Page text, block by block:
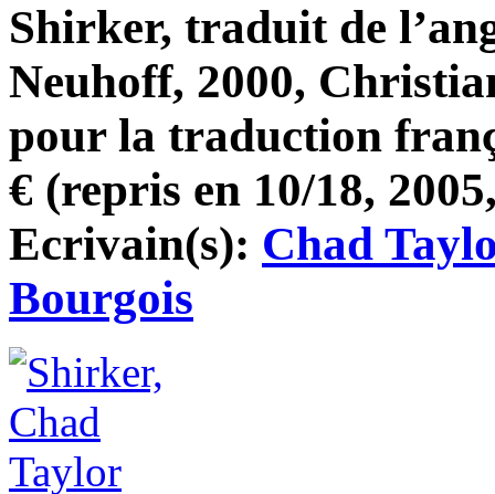
Shirker, traduit de
Neuhoff, 2000,
pour la traduction
€ (repris en 10/18,
Ecrivain(s): Chad
Bourgois